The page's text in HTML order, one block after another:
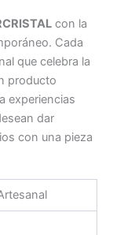
con la
Cada
que celebra la
producto
experiencias
dar
con una pieza